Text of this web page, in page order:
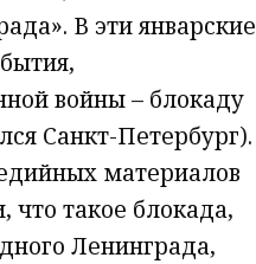
В эти январские
войны – блокаду
Санкт-Петербург).
материалов
что такое блокада,
Ленинграда,